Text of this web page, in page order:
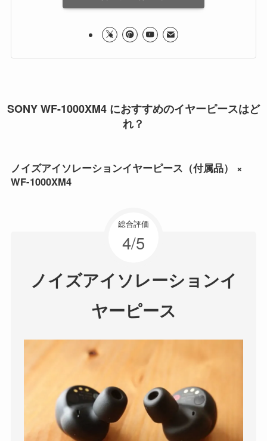
SONY WF-1000XM4 におすすめのイヤーピースはど
れ？
ノイズアイソレーションイヤーピース（付属品） ×
WF-1000XM4
総合評価
4/5
ノイズアイソレーションイ
ヤーピース